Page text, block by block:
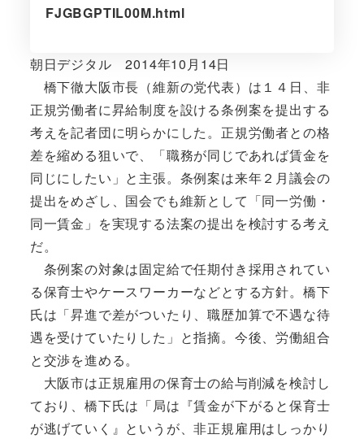
FJGBGPTIL00M.html
朝日デジタル 2014年10月14日
橋下徹大阪市長（維新の党代表）は１４日、非
正規労働者に昇給制度を設ける条例案を提出する
考えを記者団に明らかにした。正規労働者との格
差を縮める狙いで、「職務が同じであれば賃金を
同じにしたい」と主張。条例案は来年２月議会の
提出をめざし、国会でも維新として「同一労働・
同一賃金」を実現する法案の提出を検討する考え
だ。
条例案の対象は固定給で任期付き採用されてい
る保育士やケースワーカーなどとする方針。橋下
氏は「昇進で差がついたり、職歴加算で不遇な待
遇を受けていたりした」と指摘。今後、労働組合
と交渉を進める。
大阪市は正規雇用の保育士の給与削減を検討し
ており、橋下氏は「局は『賃金が下がると保育士
が逃げていく』というが、非正規雇用はしっかり